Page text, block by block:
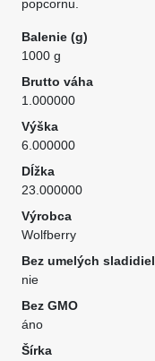
popcornu.
Balenie (g)
1000 g
Brutto váha
1.000000
Výška
6.000000
Dĺžka
23.000000
Výrobca
Wolfberry
Bez umelých sladidiel
nie
Bez GMO
áno
Šírka